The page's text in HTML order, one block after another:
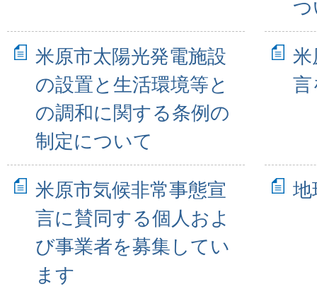
米原市太陽光発電施設
の設置と生活環境等と
の調和に関する条例の
制定について
米
言
米原市気候非常事態宣
言に賛同する個人およ
び事業者を募集してい
ます
地